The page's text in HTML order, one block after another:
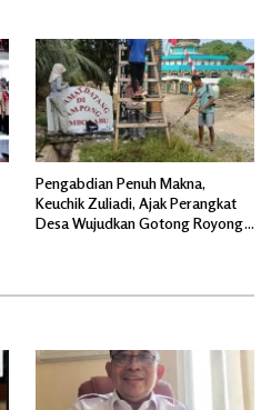
Pengabdian Penuh Makna,
Keuchik Zuliadi, Ajak Perangkat
Desa Wujudkan Gotong Royong,